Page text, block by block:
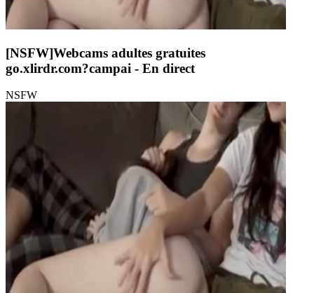
[NSFW]Webcams adultes gratuites
go.xlirdr.com?campai - En direct
NSFW